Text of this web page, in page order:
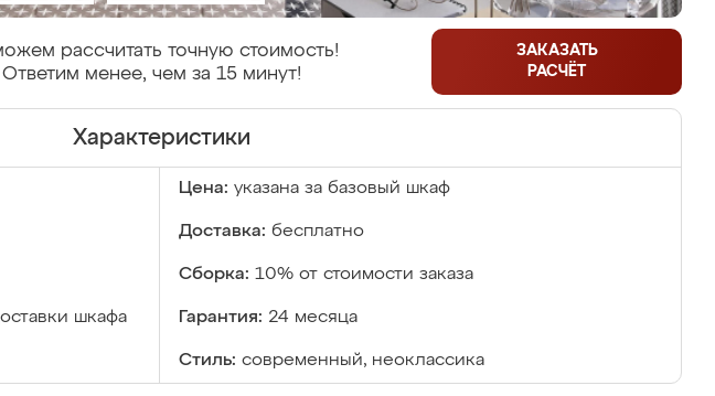
рассчитать точную стоимость!
Ответим менее, чем за 15 минут!
ЗАКАЗАТЬ
РАСЧЁТ
Характеристики
Цена: указана за базовый шкаф
Доставка: бесплатно
Сборка: 10% от стоимости заказа
шкафа Гарантия: 24 месяца
Стиль: современный, неоклассика